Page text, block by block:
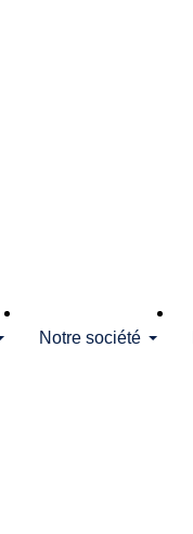
Notre société